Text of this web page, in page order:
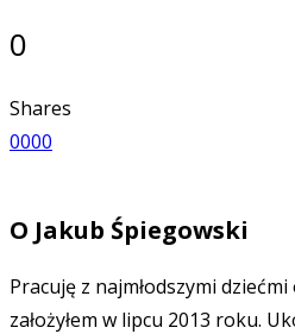
0
Shares
0000
O Jakub Śpiegowski
Pracuję z najmłodszymi
założyłem w lipcu 2013 roku.